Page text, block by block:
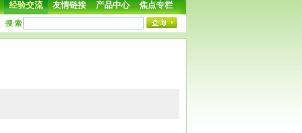
经验交流 友情链接 产品中心 焦点专栏
搜 索